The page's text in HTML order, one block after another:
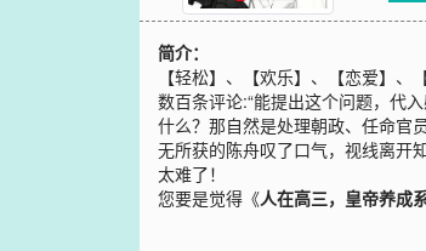
简介：
【轻松】、【欢乐】、【恋爱】
数百条评论:“能提出这个问题，代
什么？那自然是处理朝政、任命官
无所获的陈舟叹了口气，视线离
太难了！
您要是觉得《人在高三，皇帝养成